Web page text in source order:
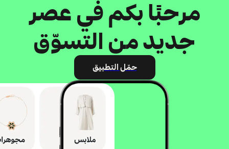
مرحبًا بكم في عصر
جديد من التسوّق
حمّل التطبيق